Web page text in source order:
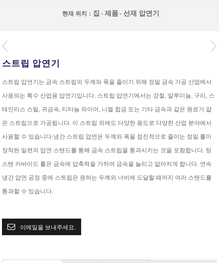
현재 위치： 집 - 제품 - 선재 압연기
스트립 압연기
스트립 압연기는 금속 스트립의 두께와 폭을 줄이기 위해 정밀 금속 가공 산업에서
사용되는 특수 산업용 압연기입니다. 스트립 압연기에서는 강철, 알루미늄, 구리, 스
테인리스 스틸, 귀금속, 티타늄 와이어, 니켈 합금 또는 기타 금속과 같은 원료가 얇
은 스트립으로 가공됩니다. 이 스트립 외에도 다양한 용도로 다양한 산업 분야에서
사용할 수 있습니다.냉간 스트립 압연은 두께와 폭을 점진적으로 줄이는 정밀 롤이
장착된 일련의 압연 스탠드를 통해 금속 스트립을 통과시키는 것을 포함합니다. 텅
스텐 카바이드 롤은 금속에 압축력을 가하여 금속을 늘리고 얇아지게 합니다. 연속
냉간 압연 공정 중에 스트립은 원하는 두께와 너비에 도달할 때까지 여러 스탠드를
통과할 수 있습니다.
이메일을 보내주세요.